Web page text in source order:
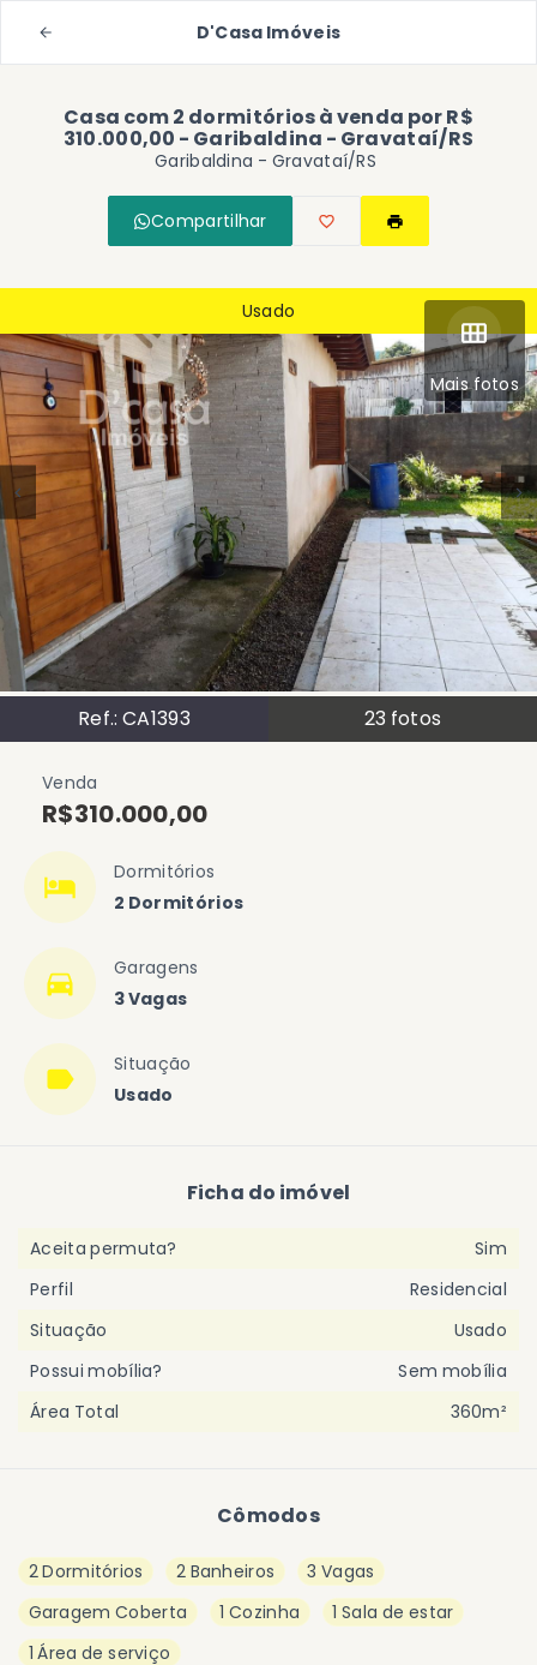
D'Casa Imóveis
Casa com 2 dormitórios à venda por R$
310.000,00 - Garibaldina - Gravataí/RS
Garibaldina - Gravataí/RS
Compartilhar
Mais fotos
Ref.:CA1393 23 fotos
Usado
Venda
R$310.000,00
Dormitórios
2 Dormitórios
Garagens
3 Vagas
Situação
Usado
Cômodos
2 Dormitórios 2 Banheiros
3 Vagas
Garagem Coberta
1 Cozinha
1 Sala de estar
1 Área de serviço
Ficha do imóvel
Aceita permuta?
Sim
Perfil
Residencial
Situação
Usado
Possui mobília?
Sem mobília
Área Total
360m²